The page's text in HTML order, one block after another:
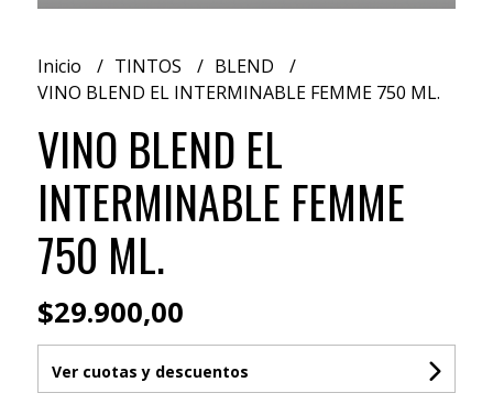
Inicio TINTOS
BLEND
VINO BLEND EL INTERMINABLE FEMME 750 ML.
VINO BLEND EL
INTERMINABLE FEMME
750 ML.
$29.900,00
Ver cuotas y descuentos